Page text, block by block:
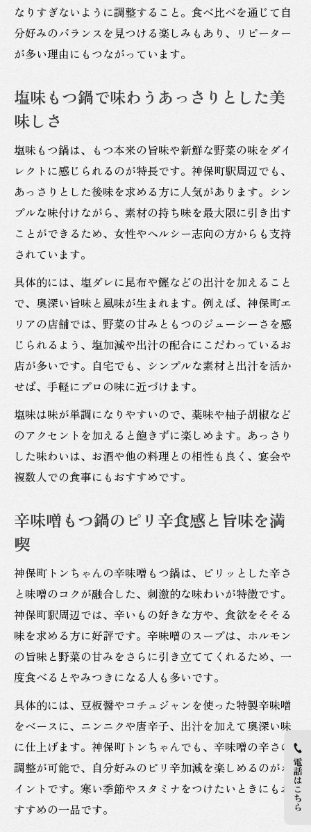
なりすぎないように調整すること。食べ比べを通じて自
分好みのバランスを見つける楽しみもあり、リピーター
が多い理由にもつながっています。
塩味もつ鍋で味わうあっさりとした美
味しさ
塩味もつ鍋は、もつ本来の旨味や新鮮な野菜の味をダイ
レクトに感じられるのが特長です。神保町駅周辺でも、
あっさりとした後味を求める方に人気があります。シン
プルな味付けながら、素材の持ち味を最大限に引き出す
ことができるため、女性やヘルシー志向の方からも支持
されています。
具体的には、塩ダレに昆布や鰹などの出汁を加えること
で、奥深い旨味と風味が生まれます。例えば、神保町エ
リアの店舗では、野菜の甘みともつのジューシーさを感
じられるよう、塩加減や出汁の配合にこだわっているお
店が多いです。自宅でも、シンプルな素材と出汁を活か
せば、手軽にプロの味に近づけます。
塩味は味が単調になりやすいので、薬味や柚子胡椒など
のアクセントを加えると飽きずに楽しめます。あっさり
した味わいは、お酒や他の料理との相性も良く、宴会や
複数人での食事にもおすすめです。
辛味噌もつ鍋のピリ辛食感と旨味を満
喫
神保町トンちゃんの辛味噌もつ鍋は、ピリッとした辛さ
と味噌のコクが融合した、刺激的な味わいが特徴です。
神保町駅周辺では、辛いもの好きな方や、食欲をそそる
味を求める方に好評です。辛味噌のスープは、ホルモン
の旨味と野菜の甘みをさらに引き立ててくれるため、一
度食べるとやみつきになる人も多いです。
具体的には、豆板醤やコチュジャンを使った特製辛味噌
をベースに、ニンニクや唐辛子、出汁を加えて奥深い味
に仕上げます。神保町トンちゃんでも、辛味噌の辛さの
調整が可能で、自分好みのピリ辛加減を楽しめるのがポ
イントです。寒い季節やスタミナをつけたいときにもお
すすめの一品です。